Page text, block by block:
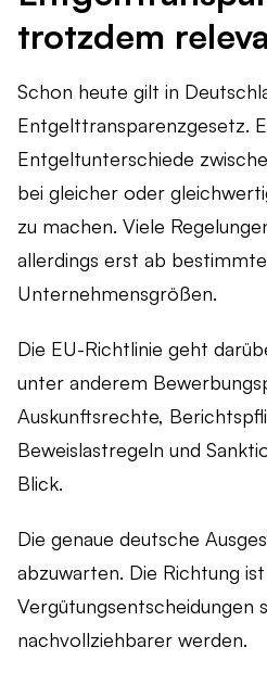
trotzdem
Schon heute gilt in
Entgelttransparenzgesetz.
Entgeltunterschiede
bei gleicher oder
zu machen. Viele
allerdings erst ab
Unternehmensgrößen.
Die EU-Richtlinie geht
unter anderem
Auskunftsrechte,
Beweislastregeln und
Blick.
Die genaue deutsche
abzuwarten. Die Richtung
Vergütungsentscheidungen
nachvollziehbarer werden.